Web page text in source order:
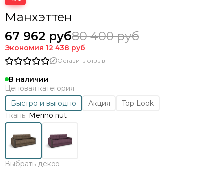
Манхэттен
67 962 руб80 400 руб
Экономия 12 438 руб
Оставить отзыв
В наличии
Ценовая категория
Быстро и выгодно
Акция
Top Look
Ткань: Merino nut
Выбрать декор